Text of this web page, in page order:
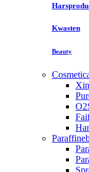
Kwasten
Beauty